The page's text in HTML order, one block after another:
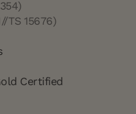
TS 15676)
Certified